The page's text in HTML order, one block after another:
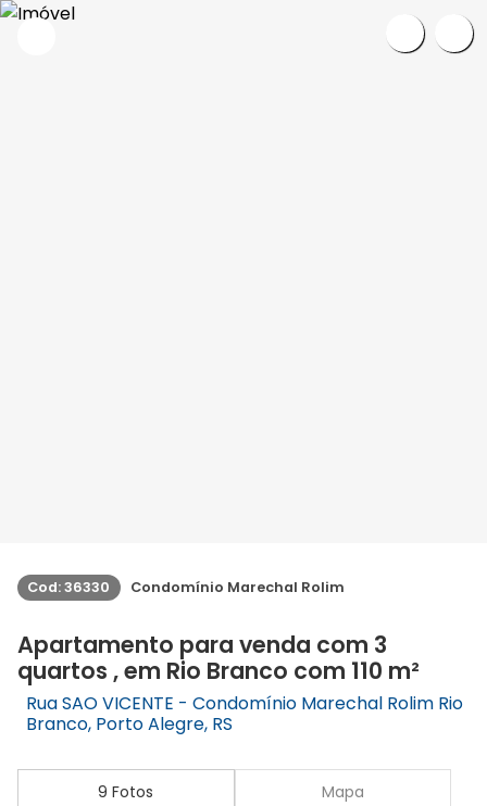
Cod: 36330 Condomínio Marechal Rolim
Apartamento para venda com 3
quartos , em Rio Branco com 110 m²
Rua SAO VICENTE - Condomínio Marechal Rolim Rio
Branco, Porto Alegre, RS
9 Fotos Mapa